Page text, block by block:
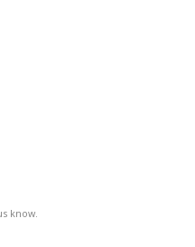
know.